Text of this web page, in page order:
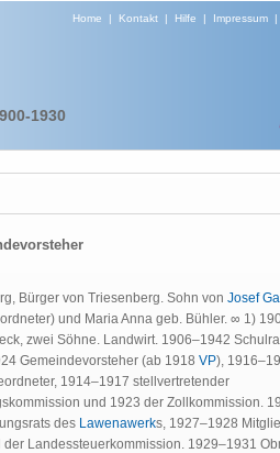
Home | Kontakt| Hilfe | Impressum|
1930
Bürger von Triesenberg. Sohn von Josef
und Maria Anna geb. Bühler. ∞ 1)
zwei Söhne. Landwirt. 1906–1942
Gemeindevorsteher (ab 1918 VP),
1914–1917 stellvertretender
und 1923 der Zollkommission.
des Lawenawerks, 1927–1928
Landessteuerkommission. 1929–1931